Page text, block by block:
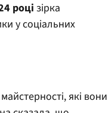
році зірка
у соціальних
які вони